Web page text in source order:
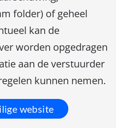
folder) of geheel
kan de
worden opgedragen
aan de verstuurder
kunnen nemen.
website